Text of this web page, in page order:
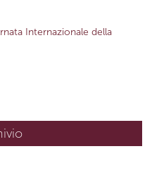
Internazionale della